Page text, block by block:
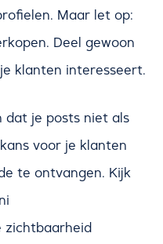
Maar let op:
Deel gewoon
klanten interesseert.
dat je posts niet als
voor je klanten
te ontvangen. Kijk
zichtbaarheid